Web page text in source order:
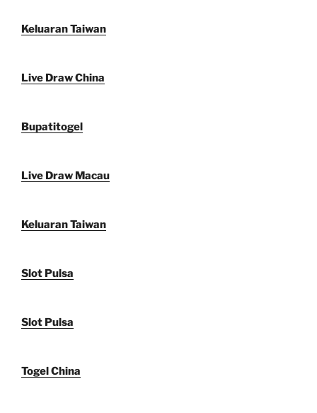
Keluaran Taiwan
Live Draw China
Bupatitogel
Live Draw Macau
Keluaran Taiwan
Slot Pulsa
Slot Pulsa
Togel China